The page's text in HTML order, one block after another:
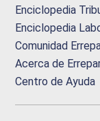
Enciclopedia
Enciclopedia
Comunidad
Acerca de
Centro de Ayuda